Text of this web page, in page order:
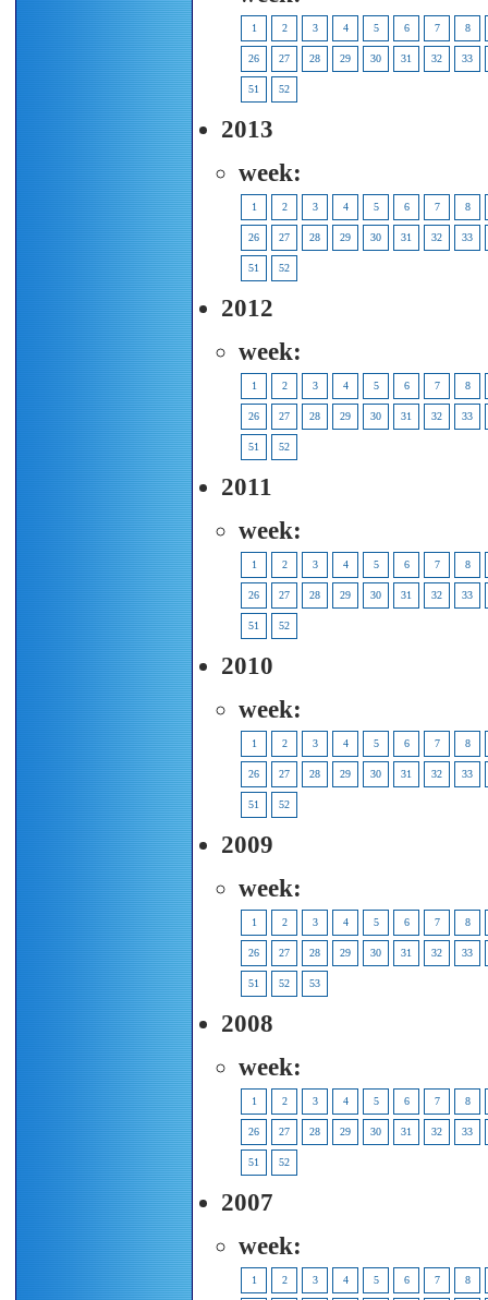
1 2 3 4 5 6 7 8
26 27 28 29 30 31 32 33
51 52
2013
week:
1 2 3 4 5 6 7 8
26 27 28 29 30 31 32 33
51 52
2012
week:
1 2 3 4 5 6 7 8
26 27 28 29 30 31 32 33
51 52
2011
week:
1 2 3 4 5 6 7 8
26 27 28 29 30 31 32 33
51 52
2010
week:
1 2 3 4 5 6 7 8
26 27 28 29 30 31 32 33
51 52
2009
week:
1 2 3 4 5 6 7 8
26 27 28 29 30 31 32 33
51 52 53
2008
week:
1 2 3 4 5 6 7 8
26 27 28 29 30 31 32 33
51 52
2007
week:
1 2 3 4 5 6 7 8